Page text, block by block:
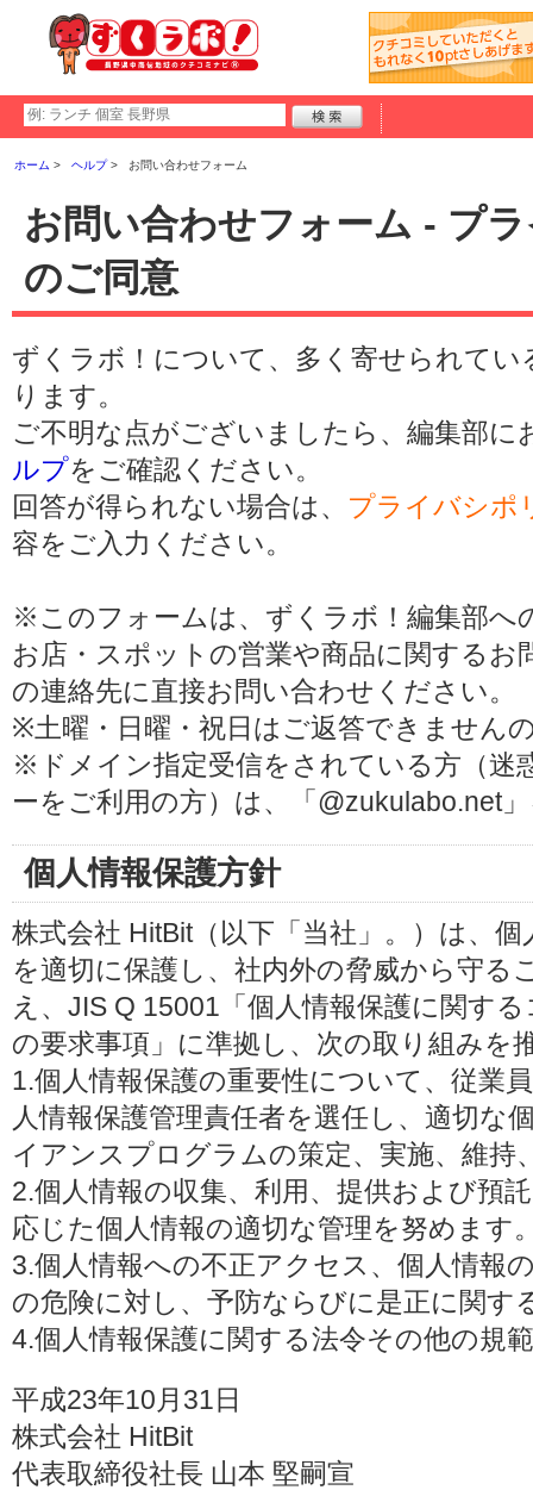
ホーム ヘルプ お問い合わせフォーム
お問い合わせフォーム - プ
のご同意
ずくラボ！について、多く寄せられてい
ります。
ご不明な点がございましたら、編集部
ルプをご確認ください。
回答が得られない場合は、 プライバシポ
容をご入力ください。
※このフォームは、ずくラボ！編集部へ
お店・スポットの営業や商品に関する
の連絡先に直接お問い合わせください。
※土曜・日曜・祝日はご返答できません
※ドメイン指定受信をされている方（迷
ーをご利用の方）は、「@zukulabo.net
個人情報保護方針
株式会社 HitBit（以下「当社」。）は、
を適切に保護し、社内外の脅威から守る
え、JIS Q 15001「個人情報保護に関す
の要求事項」に準拠し、次の取り組みを
1.個人情報保護の重要性について、従業
人情報保護管理責任者を選任し、適切な
イアンスプログラムの策定、実施、維持
2.個人情報の収集、利用、提供および預
応じた個人情報の適切な管理を努めます
3.個人情報への不正アクセス、個人情報
の危険に対し、予防ならびに是正に関す
4.個人情報保護に関する法令その他の規
平成23年10月31日
株式会社 HitBit
代表取締役社長 山本 堅嗣宣